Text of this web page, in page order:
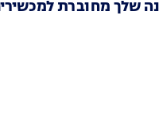
שלך מחוברת